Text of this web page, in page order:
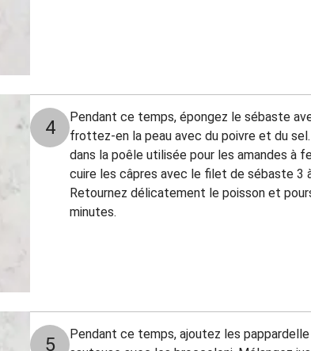
4
Pendant ce temps, épongez le sébaste
frottez-en la peau avec du poivre et du
dans la poêle utilisée pour les amandes à
cuire les câpres avec le filet de sébaste 3
Retournez délicatement le poisson et
minutes.
5
Pendant ce temps, ajoutez les